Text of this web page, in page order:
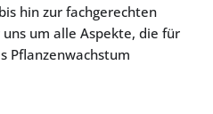
hin zur fachgerechten
um alle Aspekte, die für
Pflanzenwachstum